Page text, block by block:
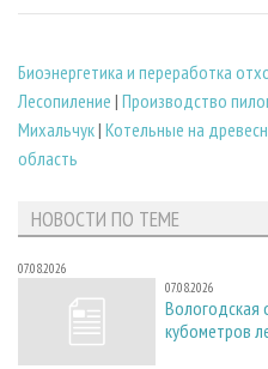
Биoэнергетика и переработка
Лесопиление | Производство
Михальчук| Котельные на
область
НОВОСТИ ПО ТЕМЕ
07.08.2026
07.08.2026
Вологодская
кубометров